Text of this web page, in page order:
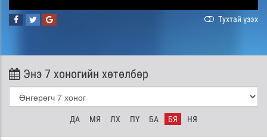
Тухтай үзэх
Энэ 7 хоногийн хөтөлбөр
ДА МЯ ЛХ ПҮ БА БЯ НЯ